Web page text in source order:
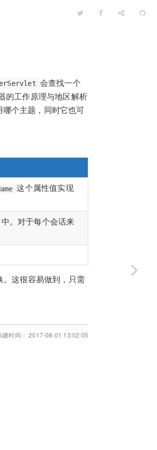
会查找一个
的工作原理与地区解析
个主题，同时它也可
这个属性值实现
。对于每个会话来
。这很容易做到，只需
建时间： 2017-08-01 13:02:05